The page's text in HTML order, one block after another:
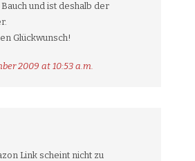
und ist deshalb der
Glückwunsch!
2009 at 10:53 a.m.
Link scheint nicht zu